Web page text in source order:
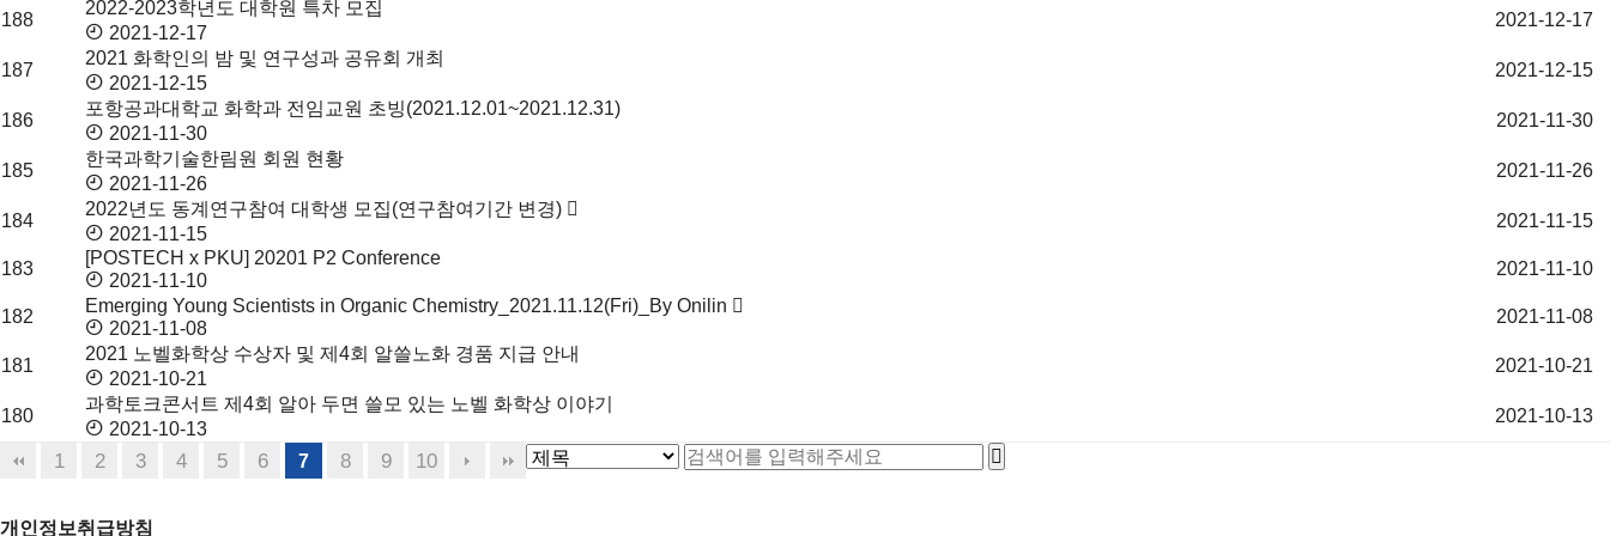
188
2022-2023학년도 대학원 특차 모집
2021-12-17
2021-12-17
187
2021 화학인의 밤 및 연구성과 공유회 개최
2021-12-15
2021-12-15
186
포항공과대학교 화학과 전임교원 초빙(2021.12.01~2021.12.31)
2021-11-30
2021-11-30
185
한국과학기술한림원 회원 현황
2021-11-26
2021-11-26
184
2022년도 동계연구참여 대학생 모집(연구참여기간 변경)
2021-11-15
2021-11-15
183
[POSTECH x PKU] 20201 P2 Conference
2021-11-10
2021-11-10
182
Emerging Young Scientists in Organic Chemistry_2021.11.12(Fri)_By Onilin
2021-11-08
2021-11-08
181
2021 노벨화학상 수상자 및 제4회 알쓸노화 경품 지급 안내
2021-10-21
2021-10-21
180
과학토크콘서트 제4회 알아 두면 쓸모 있는 노벨 화학상 이야기
2021-10-13
2021-10-13
1 2 3 4 5 6 7 8 9 10
개인정보취급방침